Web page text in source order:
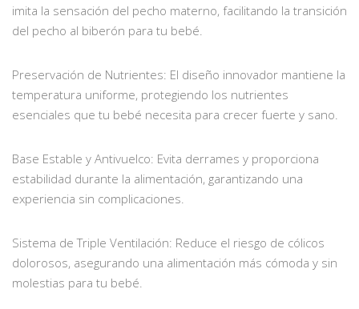
imita la sensación del pecho materno, facilitando la transición
del pecho al biberón para tu bebé.
Preservación de Nutrientes: El diseño innovador mantiene la
temperatura uniforme, protegiendo los nutrientes
esenciales que tu bebé necesita para crecer fuerte y sano.
Base Estable y Antivuelco: Evita derrames y proporciona
estabilidad durante la alimentación, garantizando una
experiencia sin complicaciones.
Sistema de Triple Ventilación: Reduce el riesgo de cólicos
dolorosos, asegurando una alimentación más cómoda y sin
molestias para tu bebé.